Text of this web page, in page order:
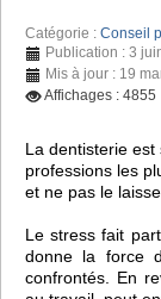
Catégorie : Conseil
Publication : 3
Mis à jour : 19
Affichages : 4855
La dentisterie
professions les
et ne pas le
Le stress fait
donne la force
confrontés. En